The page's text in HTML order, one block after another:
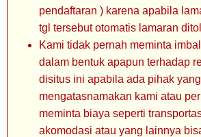
pendaftaran ) karena apabila
tgl tersebut otomatis lamaran
Kami tidak pernah meminta
dalam bentuk apapun terhadap
disitus ini apabila ada pihak yang
mengatasnamakan kami atau
meminta biaya seperti
akomodasi atau yang lainnya